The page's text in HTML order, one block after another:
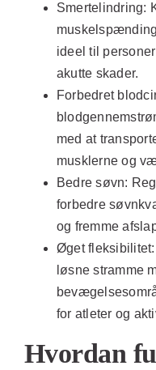
Smertelindring:
ideel til
akutte skader.
Forbedret
med at
musklerne og
Bedre søvn:
forbedre
og fremme
Øget fleksibilitet:
løsne stramme
for atleter og
Hvordan